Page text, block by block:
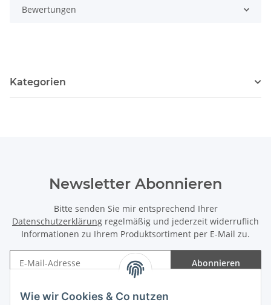
Wie wir Cookies & Co nutzen
Bewertungen
Kategorien
Newsletter Abonnieren
Bitte senden Sie mir entsprechend Ihrer
Datenschutzerklärung regelmäßig und jederzeit widerruflich
Informationen zu Ihrem Produktsortiment per E-Mail zu.
Abonnieren